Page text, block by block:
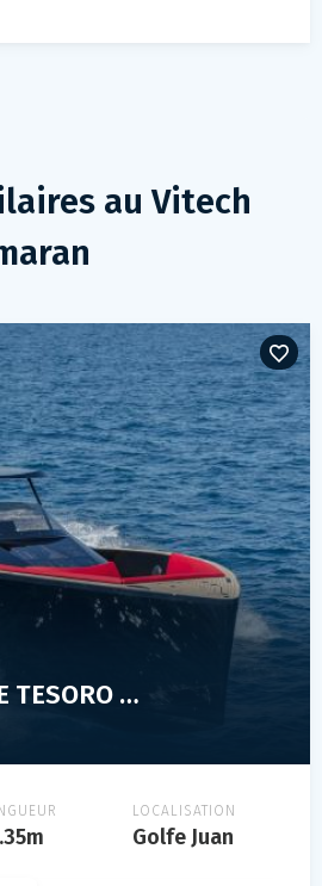
auVitech
VITECH MARINE TESORO T40
LOCALISATION
Golfe Juan